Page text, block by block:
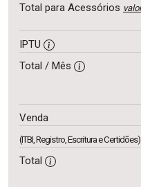
Total para Acessórios
IPTU
Total / Mês
Venda
(ITBI, Registro, Escritura e Certidões)
Total